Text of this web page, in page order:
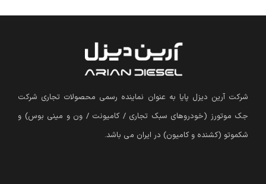
شرکت آرین دیزل پایا به عنوان نماینده رسمی محصولات تجاری شرکت
جک موتورز (خودروهای سبک تجاری / کامیونت / ون و مینی بوس) و
شکموتو (کشنده و کامیون) در ایران می باشد.